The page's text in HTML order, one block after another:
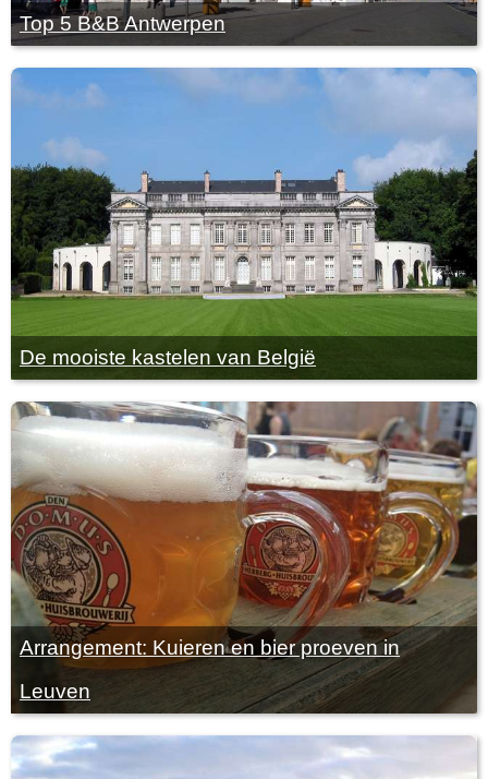
Top 5 B&B Antwerpen
De mooiste kastelen van België
Arrangement: Kuieren en bier proeven in
Leuven